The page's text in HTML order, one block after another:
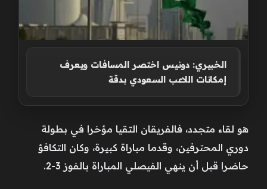
الخبيري: دونيس اختصر المسافات ويعرف
إمكانات اللاعب السعودي بدقة
هو لقاء متجدد، فالفريقان التقيا مؤخرا في بطولة
دوري المحترفين، وقدما مباراة كبيرة، وكان التكافؤ
حاضرا قبل أن ينهي الفيصلي المباراة بالفوز 3-2.